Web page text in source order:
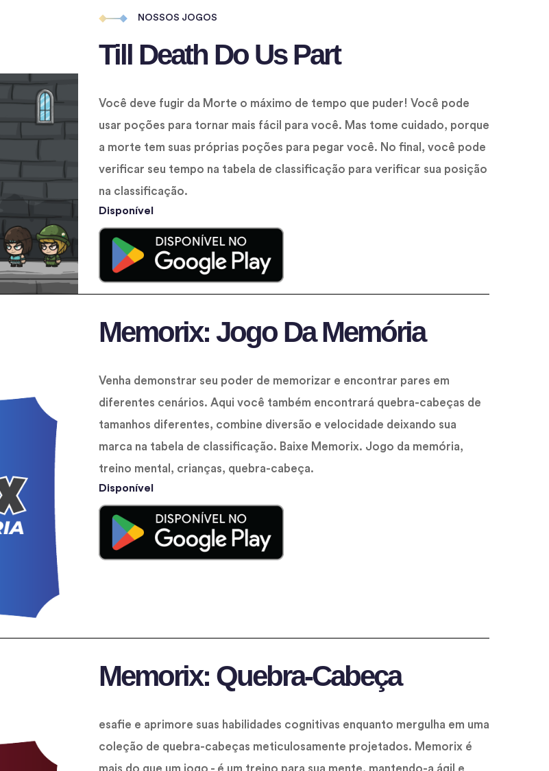
NOSSOS JOGOS
Till Death Do Us Part
Você deve fugir da Morte o máximo de tempo que puder! Você pode
usar poções para tornar mais fácil para você. Mas tome cuidado, porque
a morte tem suas próprias poções para pegar você. No final, você pode
verificar seu tempo na tabela de classificação para verificar sua posição
na classificação.
Disponível
Memorix: Jogo Da Memória
Venha demonstrar seu poder de memorizar e encontrar pares em
diferentes cenários. Aqui você também encontrará quebra-cabeças de
tamanhos diferentes, combine diversão e velocidade deixando sua
marca na tabela de classificação. Baixe Memorix. Jogo da memória,
treino mental, crianças, quebra-cabeça.
Disponível
Memorix: Quebra-Cabeça
esafie e aprimore suas habilidades cognitivas enquanto mergulha em uma
coleção de quebra-cabeças meticulosamente projetados. Memorix é